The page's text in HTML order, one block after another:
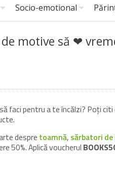
Socio-emotional
motive să ❤
faci pentru a te încălzi? Poți citi
despre toamnă, sărbatori de
50%. Aplică voucherul